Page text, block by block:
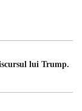
lui Trump.